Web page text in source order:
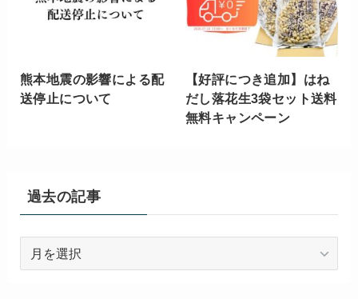
熊本地震の影響による配
送停止について
【好評につき追加】はね
だし落花生3袋セット送料
無料キャンペーン
過去の記事